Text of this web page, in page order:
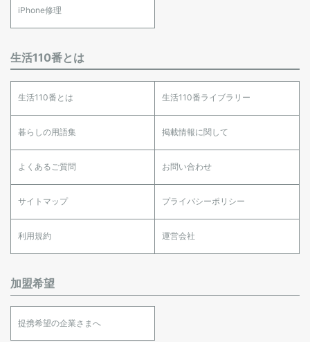
iPhone修理
生活110番とは
生活110番とは 生活110番ライブラリー
暮らしの用語集 掲載情報に関して
よくあるご質問 お問い合わせ
サイトマップ プライバシーポリシー
利用規約 運営会社
加盟希望
提携希望の企業さまへ